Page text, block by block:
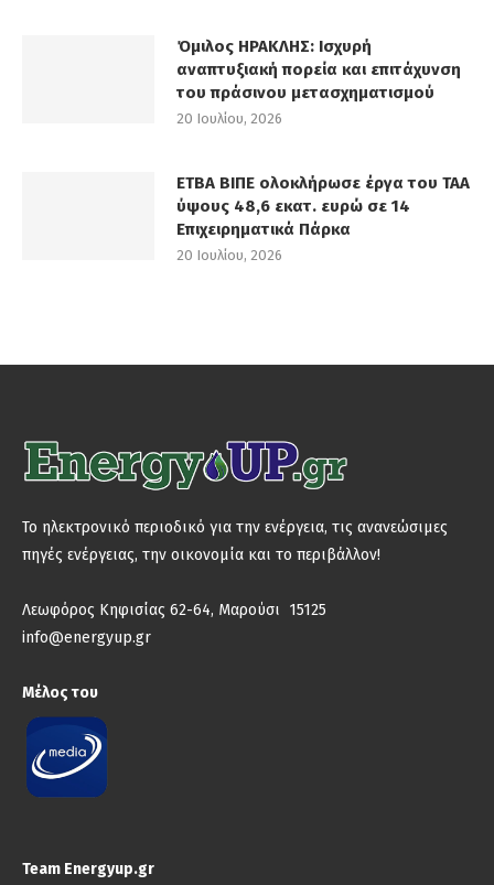
Όμιλος ΗΡΑΚΛΗΣ: Ισχυρή
αναπτυξιακή πορεία και επιτάχυνση
του πράσινου μετασχηματισμού
20 Ιουλίου, 2026
ΕΤΒΑ ΒΙΠΕ ολοκλήρωσε έργα του ΤΑΑ
ύψους 48,6 εκατ. ευρώ σε 14
Επιχειρηματικά Πάρκα
20 Ιουλίου, 2026
Το ηλεκτρονικό περιοδικό για την ενέργεια, τις ανανεώσιμες
πηγές ενέργειας, την οικονομία και το περιβάλλον!
Λεωφόρος Κηφισίας 62-64, Μαρούσι 15125
info@energyup.gr
Μέλος του
Team Energyup.gr